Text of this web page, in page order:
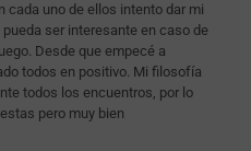
cada uno de ellos intento dar mi
ser interesante en caso de
Desde que empecé a
todos en positivo. Mi filosofía
todos los encuentros, por lo
pero muy bien